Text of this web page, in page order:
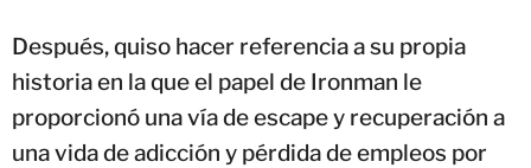
Después, quiso hacer referencia a su propia
historia en la que el papel de Ironman le
proporcionó una vía de escape y recuperación a
una vida de adicción y pérdida de empleos por